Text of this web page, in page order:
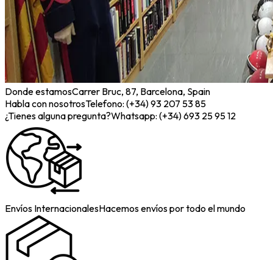
Donde estamosCarrer Bruc, 87, Barcelona, Spain
Habla con nosotrosTelefono: (+34) 93 207 53 85
¿Tienes alguna pregunta?Whatsapp: (+34) 693 25 95 12
Envíos InternacionalesHacemos envíos por todo el mundo